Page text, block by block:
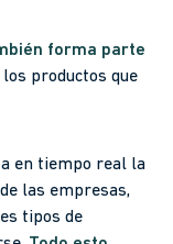
forma parte
los productos que
en tiempo real la
las empresas,
tipos de